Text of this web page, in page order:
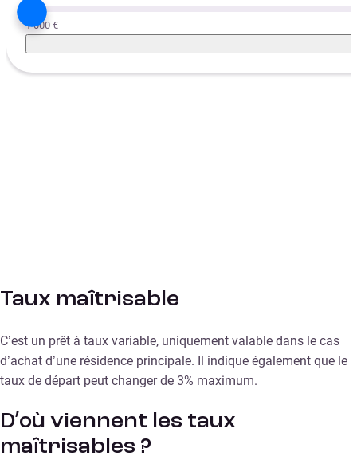
1 000 €
Taux maîtrisable
C’est un prêt à taux variable, uniquement valable dans le cas
d’achat d’une résidence principale. Il indique également que le
taux de départ peut changer de 3% maximum.
D’où viennent les taux
maîtrisables ?